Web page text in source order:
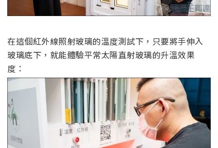
在這個紅外線照射玻璃的溫度測試下，只要將手伸入
玻璃底下，就能體驗平常太陽直射玻璃的升溫效果
度：